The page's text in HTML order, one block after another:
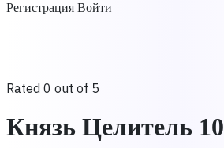
Регистрация Войти
Rated 0 out of 5
Князь Целитель 10